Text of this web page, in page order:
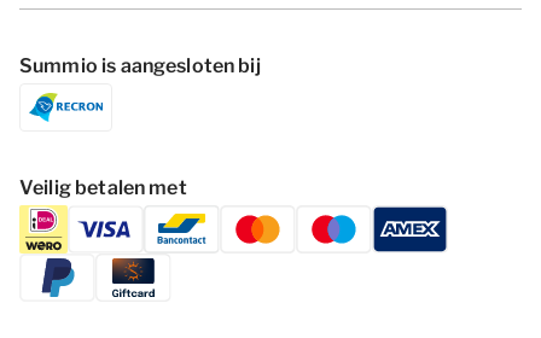
Summio is aangesloten bij
Veilig betalen met